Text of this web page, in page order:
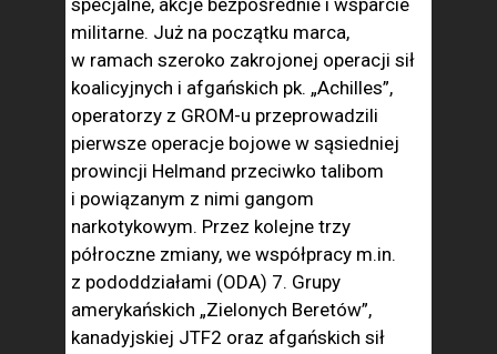
specjalne, akcje bezpośrednie i wsparcie
militarne. Już na początku marca,
w ramach szeroko zakrojonej operacji sił
koalicyjnych i afgańskich pk. „Achilles”,
operatorzy z GROM-u przeprowadzili
pierwsze operacje bojowe w sąsiedniej
prowincji Helmand przeciwko talibom
i powiązanym z nimi gangom
narkotykowym. Przez kolejne trzy
półroczne zmiany, we współpracy m.in.
z pododdziałami (ODA) 7. Grupy
amerykańskich „Zielonych Beretów”,
kanadyjskiej JTF2 oraz afgańskich sił